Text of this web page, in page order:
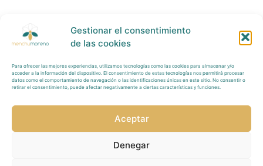
Gestionar el consentimiento
de las cookies
Para ofrecer las mejores experiencias, utilizamos tecnologías como las cookies para almacenar y/o
acceder a la información del dispositivo. El consentimiento de estas tecnologías nos permitirá procesar
datos como el comportamiento de navegación o las identificaciones únicas en este sitio. No consentir o
retirar el consentimiento, puede afectar negativamente a ciertas características y funciones.
Aceptar
Denegar
Política Privacidad
AvisoLegal
Redes Sociales